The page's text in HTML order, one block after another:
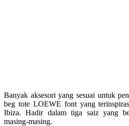
Banyak aksesori yang sesuai untuk
beg tote LOEWE font yang
Ibiza. Hadir dalam tiga saiz yang
masing-masing.